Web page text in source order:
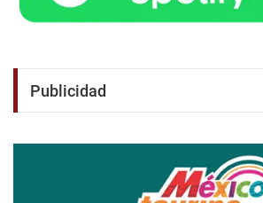
Publicidad